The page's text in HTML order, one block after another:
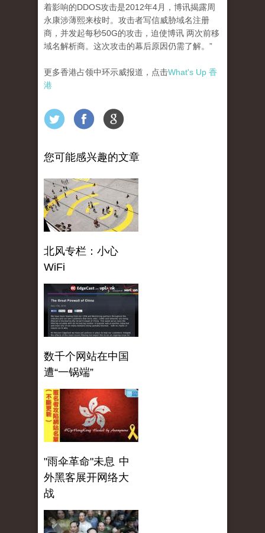
着影响的DDOS攻击是2012年4月，博讯揭露周
永康涉薄熙来桉时。攻击者写信威胁域名注册
商，并发起每秒50G的攻击，迫使博讯 两次前移
域名解析商。这次攻击的幕后原因仍需了解。”
更多香港占领中环示威报道，点击What's Up 香
港
您可能感兴趣的文章
北风专栏：小心
WiFi
数千个网站在中国
遭“一锅端”
"雨伞革命"未息 中
外黑客展开网络大
战